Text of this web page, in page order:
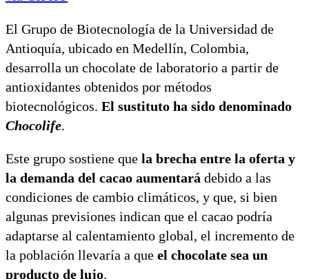
El Grupo de Biotecnología de la Universidad de
Antioquía, ubicado en Medellín, Colombia,
desarrolla un chocolate de laboratorio a partir de
antioxidantes obtenidos por métodos
biotecnológicos. El sustituto ha sido denominado
Chocolife.
Este grupo sostiene que la brecha entre la oferta y
la demanda del cacao aumentará debido a las
condiciones de cambio climáticos, y que, si bien
algunas previsiones indican que el cacao podría
adaptarse al calentamiento global, el incremento de
la población llevaría a que el chocolate sea un
producto de lujo.